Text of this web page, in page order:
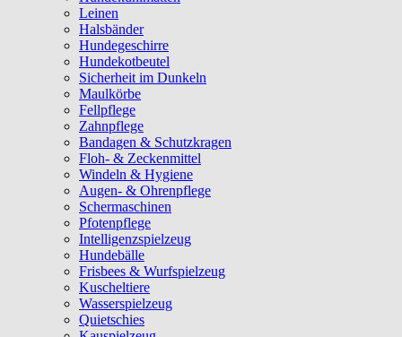
Leinen
Halsbänder
Hundegeschirre
Hundekotbeutel
Sicherheit im Dunkeln
Maulkörbe
Fellpflege
Zahnpflege
Bandagen & Schutzkragen
Floh- & Zeckenmittel
Windeln & Hygiene
Augen- & Ohrenpflege
Schermaschinen
Pfotenpflege
Intelligenzspielzeug
Hundebälle
Frisbees & Wurfspielzeug
Kuscheltiere
Wasserspielzeug
Quietschies